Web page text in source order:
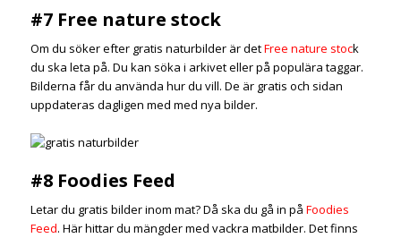
#7 Free nature stock
Om du söker efter gratis naturbilder är detFree nature stock
du ska leta på. Du kan söka i arkivet eller på populära taggar.
Bilderna får du använda hur du vill. De är gratis och sidan
uppdateras dagligen med med nya bilder.
#8 Foodies Feed
Letar du gratis bilder inom mat? Då ska du gå in på Foodies
Feed. Här hittar du mängder med vackra matbilder. Det finns